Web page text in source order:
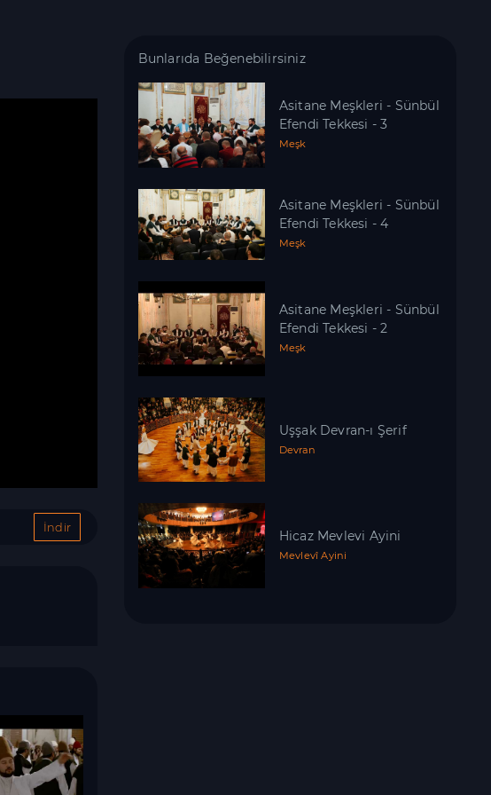
İndir
Bunlarıda Beğenebilirsiniz
Asitane Meşkleri - Sünbül
Efendi Tekkesi - 3
Meşk
Asitane Meşkleri - Sünbül
Efendi Tekkesi - 4
Meşk
Asitane Meşkleri - Sünbül
Efendi Tekkesi - 2
Meşk
Uşşak Devran-ı Şerif
Devran
Hicaz Mevlevi Ayini
Mevlevî Ayini